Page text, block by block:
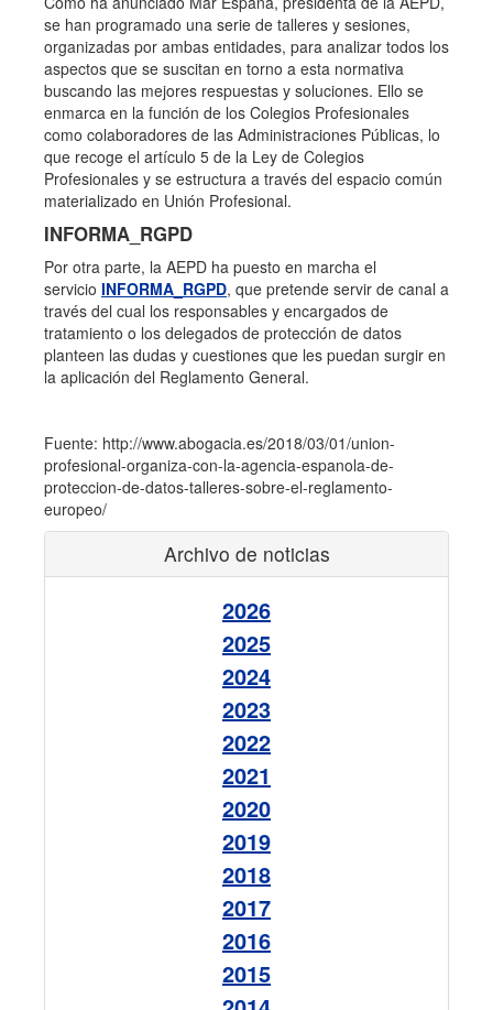
se han programado una serie de talleres y sesiones,
organizadas por ambas entidades, para analizar todos los
aspectos que se suscitan en torno a esta normativa
buscando las mejores respuestas y soluciones. Ello se
enmarca en la función de los Colegios Profesionales
como colaboradores de las Administraciones Públicas, lo
que recoge el artículo 5 de la Ley de Colegios
Profesionales y se estructura a través del espacio común
materializado en Unión Profesional.
INFORMA_RGPD
Por otra parte, la AEPD ha puesto en marcha el
servicio INFORMA_RGPD, que pretende servir de canal a
través del cual los responsables y encargados de
tratamiento o los delegados de protección de datos
planteen las dudas y cuestiones que les puedan surgir en
la aplicación del Reglamento General.
Fuente: http://www.abogacia.es/2018/03/01/union-
profesional-organiza-con-la-agencia-espanola-de-
proteccion-de-datos-talleres-sobre-el-reglamento-
europeo/
Archivo de noticias
2026
2025
2024
2023
2022
2021
2020
2019
2018
2017
2016
2015